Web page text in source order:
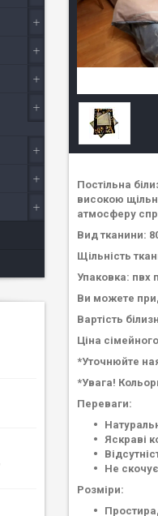
Постільна
високою
атмосферу
Вид тканини:
Щільність
Упаковка: пвх
Ви можете
Вартість
Ціна
*Уточнюйте
*Увага!
Переваги:
Яскраві
Не
Розміри: